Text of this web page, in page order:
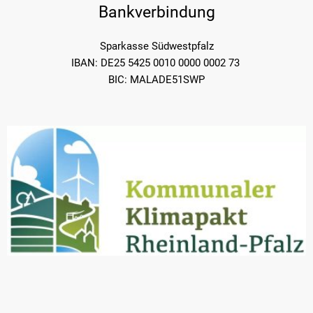
Bankverbindung
Sparkasse Südwestpfalz
IBAN: DE25 5425 0010 0000 0002 73
BIC: MALADE51SWP